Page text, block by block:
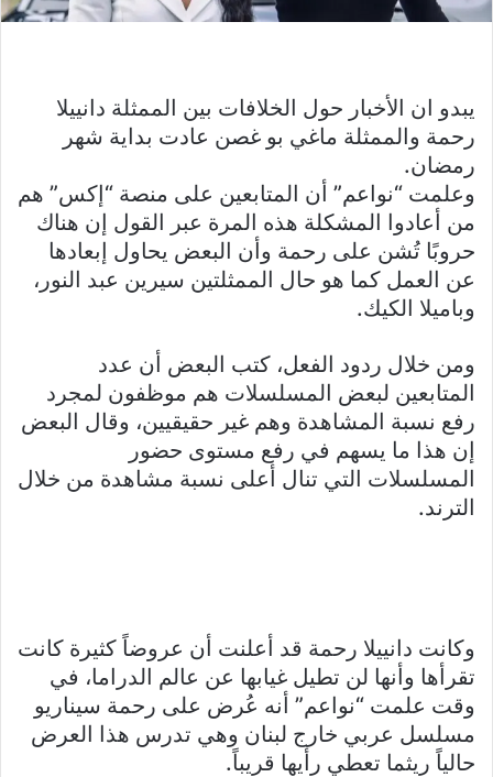
يبدو ان الأخبار حول الخلافات بين الممثلة دانييلا
رحمة والممثلة ماغي بو غصن عادت بداية شهر
رمضان.
وعلمت “نواعم” أن المتابعين على منصة “إكس” هم
من أعادوا المشكلة هذه المرة عبر القول إن هناك
حروبًا تُشن على رحمة وأن البعض يحاول إبعادها
عن العمل كما هو حال الممثلتين سيرين عبد النور،
وباميلا الكيك.
ومن خلال ردود الفعل، كتب البعض أن عدد
المتابعين لبعض المسلسلات هم موظفون لمجرد
رفع نسبة المشاهدة وهم غير حقيقيين، وقال البعض
إن هذا ما يسهم في رفع مستوى حضور
المسلسلات التي تنال أعلى نسبة مشاهدة من خلال
الترند.
وكانت دانييلا رحمة قد أعلنت أن عروضاً كثيرة كانت
تقرأها وأنها لن تطيل غيابها عن عالم الدراما، في
وقت علمت “نواعم” أنه عُرض على رحمة سيناريو
مسلسل عربي خارج لبنان وهي تدرس هذا العرض
حالياً ريثما تعطي رأيها قريباً.